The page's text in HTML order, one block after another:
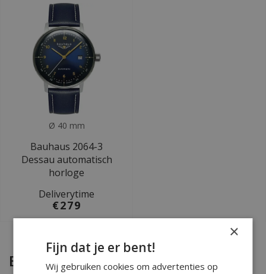
Ø 40 mm
Bauhaus 2064-3
Dessau automatisch
horloge
Deliverytime
€279
Bauhaus Dessau
×
Fijn dat je er bent!
Wij gebruiken cookies om advertenties op